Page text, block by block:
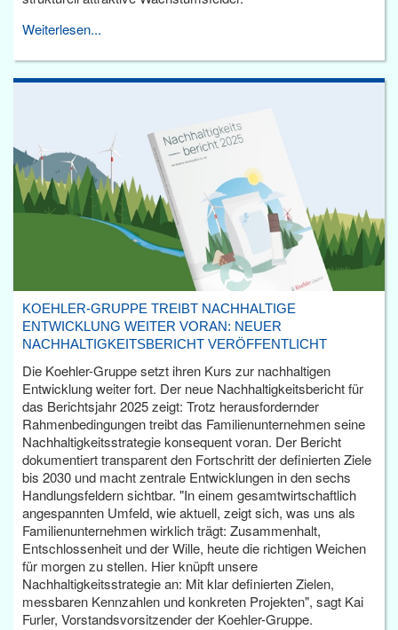
Weiterlesen...
KOEHLER-GRUPPE TREIBT NACHHALTIGE
ENTWICKLUNG WEITER VORAN: NEUER
NACHHALTIGKEITSBERICHT VERÖFFENTLICHT
Die Koehler-Gruppe setzt ihren Kurs zur nachhaltigen
Entwicklung weiter fort. Der neue Nachhaltigkeitsbericht für
das Berichtsjahr 2025 zeigt: Trotz herausfordernder
Rahmenbedingungen treibt das Familienunternehmen seine
Nachhaltigkeitsstrategie konsequent voran. Der Bericht
dokumentiert transparent den Fortschritt der definierten Ziele
bis 2030 und macht zentrale Entwicklungen in den sechs
Handlungsfeldern sichtbar. "In einem gesamtwirtschaftlich
angespannten Umfeld, wie aktuell, zeigt sich, was uns als
Familienunternehmen wirklich trägt: Zusammenhalt,
Entschlossenheit und der Wille, heute die richtigen Weichen
für morgen zu stellen. Hier knüpft unsere
Nachhaltigkeitsstrategie an: Mit klar definierten Zielen,
messbaren Kennzahlen und konkreten Projekten", sagt Kai
Furler, Vorstandsvorsitzender der Koehler-Gruppe.